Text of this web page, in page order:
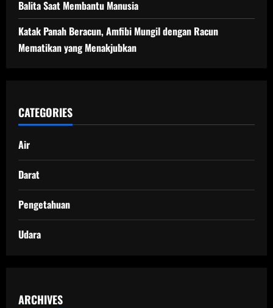
Balita Saat Membantu Manusia
Katak Panah Beracun, Amfibi Mungil dengan Racun
Mematikan yang Menakjubkan
CATEGORIES
Air
Darat
Pengetahuan
Udara
ARCHIVES